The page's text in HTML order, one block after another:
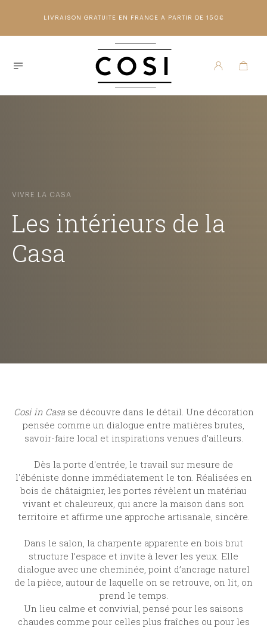
LIVRAISON GRATUITE EN FRANCE À PARTIR DE 150€
VIVRE LA CASA
Les intérieurs de la
Casa
Cosi in Casase découvre dans le détail. Une décoration
pensée comme un dialogue entre matières brutes,
savoir-faire local et inspirations venues d’ailleurs.
Dès la porte d'entrée, le travail sur mesure de
l'ébéniste donne immédiatement le ton. Réalisées en
bois de châtaignier, les portes révèlent un matériau
vivant et chaleureux, qui ancre la maison dans son
territoire et affirme une approche artisanale, sincère.
Dans le salon, la charpente apparente en bois brut
structure l’espace et invite à lever les yeux. Elle
dialogue avec une cheminée, point d’ancrage naturel
de la pièce, autour de laquelle on se retrouve, on lit, on
prend le temps.
Un lieu calme et convivial, pensé pour les saisons
chaudes comme pour celles plus fraîches ou pour les